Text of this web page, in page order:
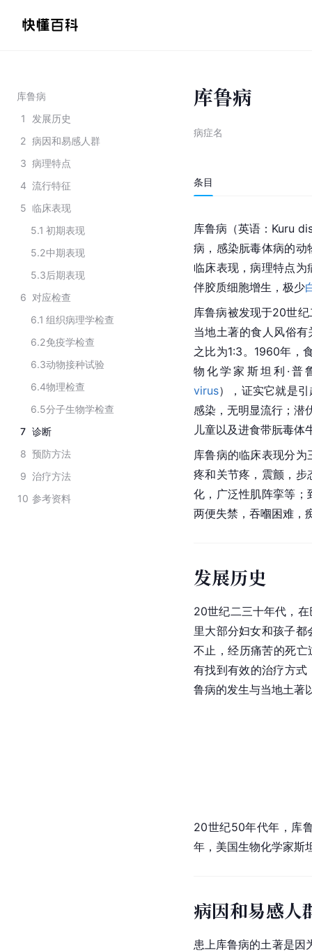
库鲁病
1
发展历史
2 病因和易感人群
3 病理特点
4 流行特征
5 临床表现
5.1 初期表现
5.2中期表现
5.3后期表现
6 对应检查
6.1 组织病理学检查
6.2免疫学检查
6.3动物接种试验
6.4物理检查
6.5分子生物学检查
7 诊断
8 预防方法
9 治疗方法
10 参考资料
库鲁病
病症名
条目
库鲁病（英语：Kuru
病，感染朊毒体病的
临床表现，病理特点
伴胶质细胞增生，极少
库鲁病被发现于20世
当地土著的食人风俗有
之比为1:3。1960年，
物化学家斯坦利·普
virus），证实它就是
感染，无明显流行；潜
儿童以及进食带朊毒体
库鲁病的临床表现分
疼和关节疼，震颤，步
化，广泛性肌阵挛等；
两便失禁，吞嗰困难，
发展历史
20世纪二三十年代，
里大部分妇女和孩子
不止，经历痛苦的死亡
有找到有效的治疗方
鲁病的发生与当地土著
20世纪50年代年，库
年，美国生物化学家斯
病因和易感人
患上库鲁病的土著是因